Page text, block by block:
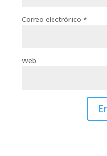
Correo electrónico *
Web